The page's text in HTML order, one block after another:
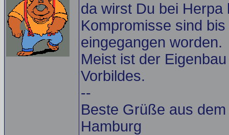
da wirst Du bei
Kompromisse sind
eingegangen worden.
Meist ist der
Vorbildes.
--
Beste Grüße aus
Hamburg